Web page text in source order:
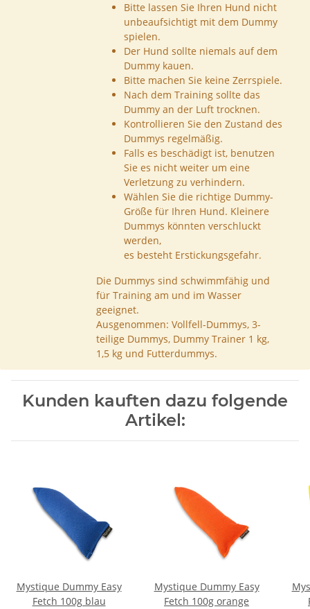
Bitte lassen Sie Ihren Hund nicht
unbeaufsichtigt mit dem Dummy
spielen.
Der Hund sollte niemals auf dem
Dummy kauen.
Bitte machen Sie keine Zerrspiele.
Nach dem Training sollte das
Dummy an der Luft trocknen.
Kontrollieren Sie den Zustand des
Dummys regelmäßig.
Falls es beschädigt ist, benutzen
Sie es nicht weiter um eine
Verletzung zu verhindern.
Wählen Sie die richtige Dummy-
Größe für Ihren Hund. Kleinere
Dummys könnten verschluckt
werden,
es besteht Erstickungsgefahr.
Die Dummys sind schwimmfähig und
für Training am und im Wasser
geeignet.
Ausgenommen: Vollfell-Dummys, 3-
teilige Dummys, Dummy Trainer 1 kg,
1,5 kg und Futterdummys.
Kunden kauften dazu folgende
Artikel:
Mystique Dummy Easy
Fetch 100g blau
Mystique Dummy Easy
Fetch 100g orange